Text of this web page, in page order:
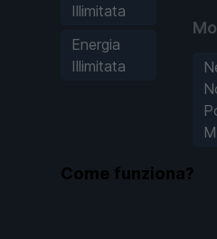
Illimitata
Energia
Illimitata
Come funziona?